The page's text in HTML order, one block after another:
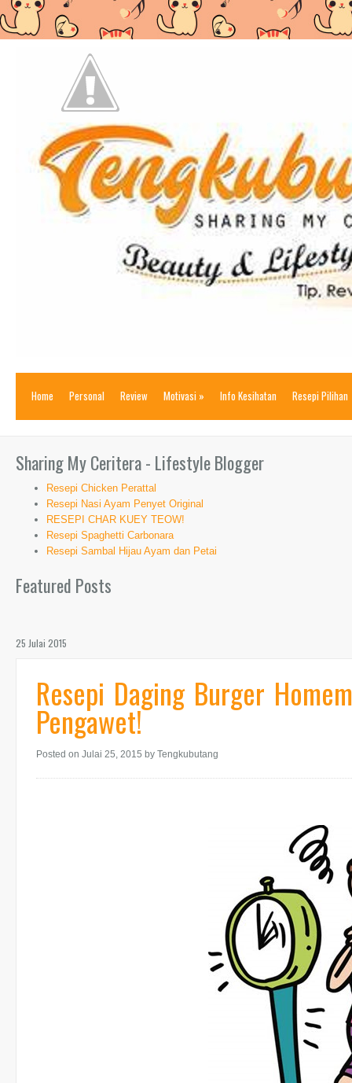
Home Personal Review Motivasi » Info Kesihatan Resepi Pilihan
Sharing My Ceritera - Lifestyle Blogger
Resepi Chicken Perattal
Resepi Nasi Ayam Penyet Original
RESEPI CHAR KUEY TEOW!
Resepi Spaghetti Carbonara
Resepi Sambal Hijau Ayam dan Petai
Featured Posts
25 Julai 2015
Resepi Daging Burger
Pengawet!
Posted on Julai 25, 2015 by Tengkubutang